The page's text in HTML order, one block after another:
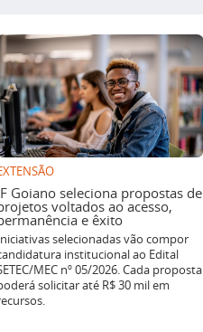
Goiano seleciona propostas de
voltados ao acesso,
e êxito
selecionadas vão compor
institucional ao Edital
MEC nº 05/2026. Cada proposta
solicitar até R$ 30 mil em